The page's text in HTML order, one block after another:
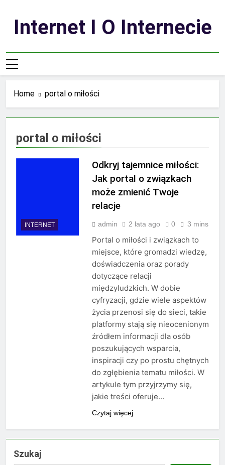
contentInternet I O Internecie
Home portal o miłości
portal o miłości
INTERNET
Odkryj tajemnice miłości:
Jak portal o związkach
może zmienić Twoje
relacje
admin 2 lata ago 0 3 mins
Portal o miłości i związkach to
miejsce, które gromadzi wiedzę,
doświadczenia oraz porady
dotyczące relacji
międzyludzkich. W dobie
cyfryzacji, gdzie wiele aspektów
życia przenosi się do sieci, takie
platformy stają się nieocenionym
źródłem informacji dla osób
poszukujących wsparcia,
inspiracji czy po prostu chętnych
do zgłębienia tematu miłości. W
artykule tym przyjrzymy się,
jakie treści oferuje…
Czytaj więcej
Szukaj